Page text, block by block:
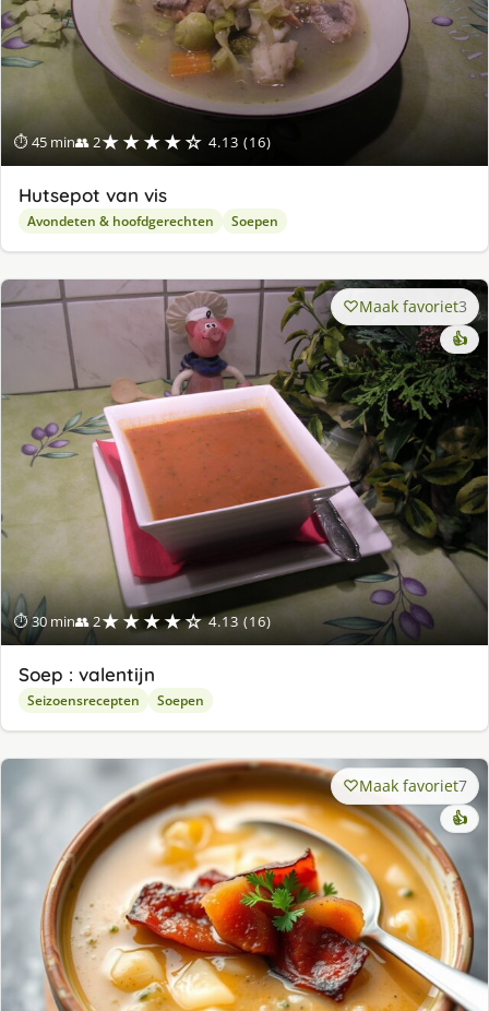
⏱ 45 min👥 2★★★★☆ 4.13 (16)
Hutsepot van vis
Avondeten & hoofdgerechten Soepen
⏱ 30 min👥 2★★★★☆ 4.13 (16)
Maak favoriet3
👍
Soep : valentijn
Seizoensrecepten Soepen
Maak favoriet7
👍